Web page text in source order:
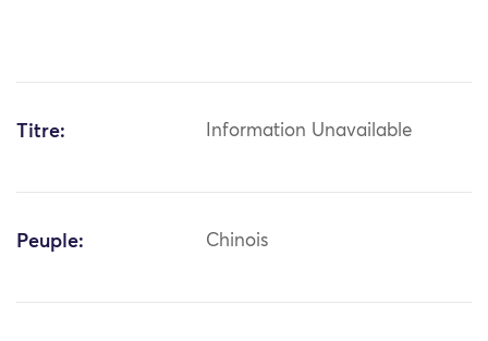
Titre: Information Unavailable
Peuple: Chinois